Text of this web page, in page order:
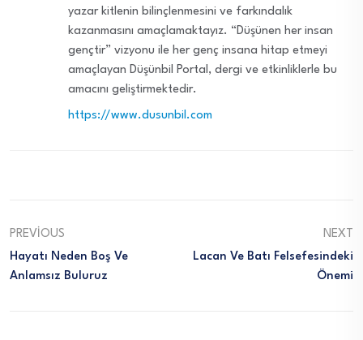
yazar kitlenin bilinçlenmesini ve farkındalık
kazanmasını amaçlamaktayız. “Düşünen her insan
gençtir” vizyonu ile her genç insana hitap etmeyi
amaçlayan Düşünbil Portal, dergi ve etkinliklerle bu
amacını geliştirmektedir.
https://www.dusunbil.com
PREVIOUS
Hayatı Neden Boş Ve
Anlamsız Buluruz
NEXT
Lacan Ve Batı Felsefesindeki
Önemi